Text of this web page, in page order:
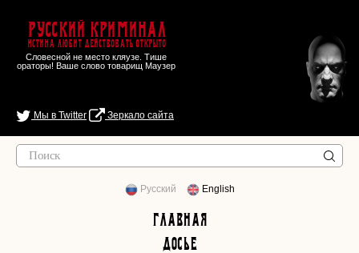
Русский Криминал
Истина любит действовать открыто
Словесной не место кляузе. Тише
ораторы! Ваше слово товарищ Маузер
Мы в Twitter Зеркало сайта
Русский English
Главная
Досье